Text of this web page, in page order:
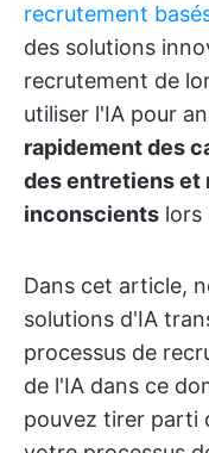
recrutement
des solutions
recrutement de
utiliser l'IA pour
rapidement des
des entretiens et
inconscients lors
Dans cet article,
solutions d'IA
processus de
de l'IA dans ce
pouvez tirer parti